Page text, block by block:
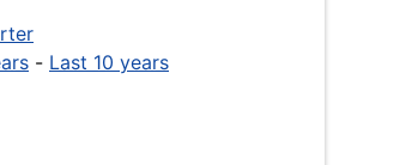
- Last 10 years